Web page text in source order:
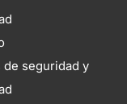
de seguridad y